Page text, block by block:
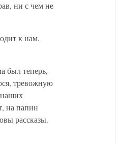
ни с чем не
к нам.
был теперь,
тревожную
на папин
рассказы.